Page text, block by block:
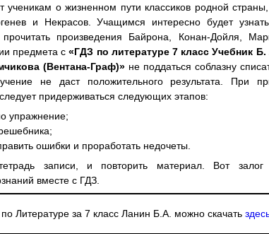
ученикам о жизненном пути классиков родной страны,
и Некрасов. Учащимся интересно будет
произведения Байрона, Конан-Дойля,
предмета с«ГДЗ по литературе 7 класс Учебник
(Вентана-Граф)» не поддаться соблазну
не даст положительного результата. При
придерживаться следующих этапов:
упражнение;
ошибки и проработать недочеты.
записи, и повторить материал. Вот залог
вместе с ГДЗ.
Литературе за 7 класс Ланин Б.А. можно скачать